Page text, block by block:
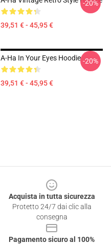
39,51 € - 45,95 €
-20%
A-Ha In Your Eyes Hoodie
39,51 € - 45,95 €
-20%
Acquista in tutta sicurezza
Protetto 24/7 dai clic alla
consegna
Pagamento sicuro al 100%